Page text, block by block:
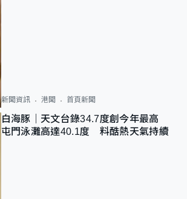
新聞資訊 港聞 首頁新聞
白海豚｜天文台錄34.7度創今年最高
屯門泳灘高達40.1度 料酷熱天氣持續